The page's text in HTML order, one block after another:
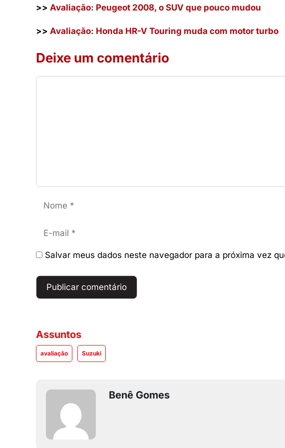
>> Avaliação: Peugeot 2008, o SUV que pouco mudou
>> Avaliação: Honda HR-V Touring muda com motor turbo
Deixe um comentário
Comentário
mail
Salvar meus dados neste navegador para a próxima vez
Assuntos
avaliação Suzuki
Benê Gomes